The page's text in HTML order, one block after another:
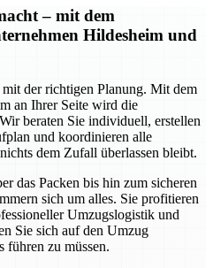
– mit dem
Hildesheim und
der richtigen Planung. Mit dem
an Ihrer Seite wird die
beraten Sie individuell, erstellen
und koordinieren alle
dem Zufall überlassen bleibt.
das Packen bis hin zum sicheren
sich um alles. Sie profitieren
Umzugslogistik und
Sie sich auf den Umzug
führen zu müssen.